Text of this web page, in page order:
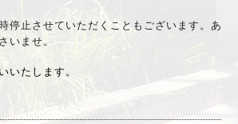
停止させていただくこともございます。 あ
いませ。
いたします。